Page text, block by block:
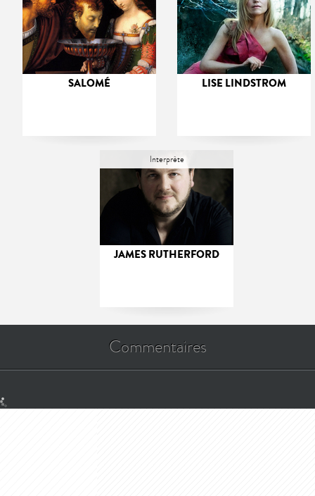
SALOMÉ LISE LINDSTROM
Interprète
JAMES RUTHERFORD
Commentaires